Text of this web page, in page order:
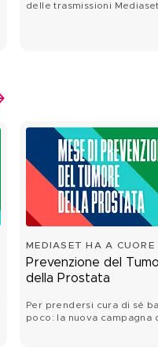
delle trasmissioni
MEDIASET HA A CUORE
FUTURO
Prevenzione del
della Prostata
Per prendersi cura di sé
poco: la nuova campagna